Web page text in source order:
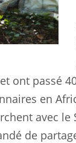
ont passé
en
avec le
de